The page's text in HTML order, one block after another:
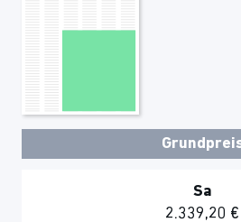
Sa
2.339,20 €